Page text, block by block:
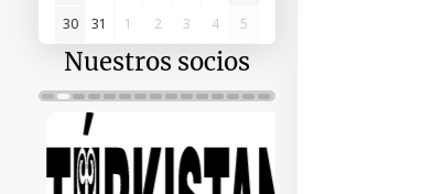
30
31 1 2 3 4 5
Nuestros socios